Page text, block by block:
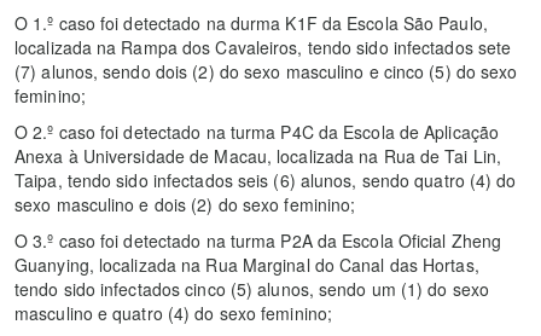
O 1.º caso foi detectado na durma K1F da Escola São Paulo,
localizada na Rampa dos Cavaleiros, tendo sido infectados sete
(7) alunos, sendo dois (2) do sexo masculino e cinco (5) do sexo
feminino;
O 2.º caso foi detectado na turma P4C da Escola de Aplicação
Anexa à Universidade de Macau, localizada na Rua de Tai Lin,
Taipa, tendo sido infectados seis (6) alunos, sendo quatro (4) do
sexo masculino e dois (2) do sexo feminino;
O 3.º caso foi detectado na turma P2A da Escola Oficial Zheng
Guanying, localizada na Rua Marginal do Canal das Hortas,
tendo sido infectados cinco (5) alunos, sendo um (1) do sexo
masculino e quatro (4) do sexo feminino;